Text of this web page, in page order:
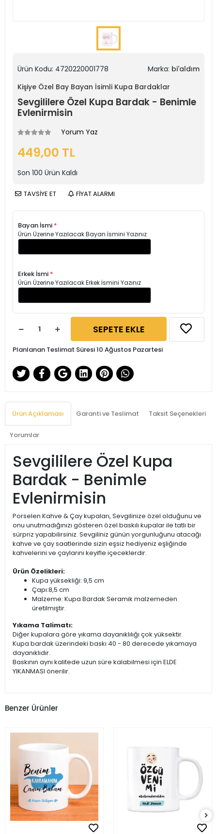
Ürün Kodu: 4720220001778 Marka: bi'aldım
Kişiye Özel Bay Bayan İsimli Kupa Bardaklar
Sevgililere Özel Kupa Bardak - Benimle
Evlenirmisin
Yorum Yaz
449,00 TL
Son 100 Ürün Kaldı
TAVSİYE ET FİYAT ALARMI
Bayan İsmi *
Ürün Üzerine Yazılacak Bayan İsmini Yazınız
Erkek İsmi *
Ürün Üzerine Yazılacak Erkek İsmini Yazınız
SEPETE EKLE
Planlanan Teslimat Süresi 10 Ağustos Pazartesi
Ürün Açıklaması Garanti ve Teslimat Taksit Seçenekleri
Yorumlar
Sevgililere Özel Kupa
Bardak - Benimle
Evlenirmisin
Porselen Kahve & Çay kupaları, Sevgilinize özel olduğunu ve
onu unutmadığınızı gösteren özel baskılı kupalar ile tatlı bir
sürpriz yapabilirsiniz. Sevgiliniz günün yorgunluğunu atacağı
kahve ve çay saatlerinde sizin eşsiz hediyeniz eşliğinde
kahvelerini ve çaylarını keyifle içeceklerdir.
Ürün Özelikleri:
Kupa yüksekliği: 9,5 cm
Çapı:8,5 cm
Malzeme: Kupa Bardak Seramik malzemeden
üretilmiştir.
Yıkama Talimatı:
Diğer kupalara göre yıkama dayanıklılığı çok yüksektir.
Kupa bardak üzerindeki baskı 40 - 80 derecede yıkamaya
dayanıklıdır.
Baskının aynı kalitede uzun süre kalabilmesi için ELDE
YIKANMASI önerilir.
Benzer Ürünler